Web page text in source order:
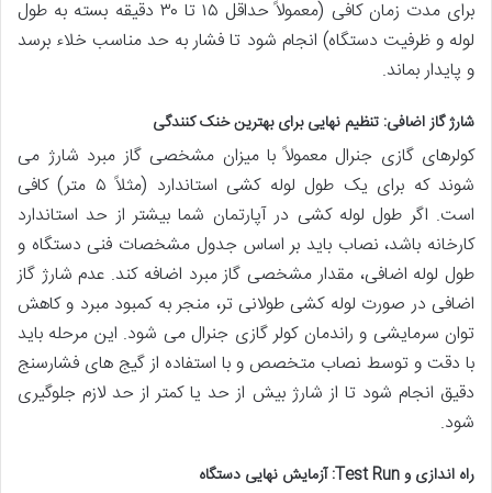
برای مدت زمان کافی (معمولاً حداقل ۱۵ تا ۳۰ دقیقه بسته به طول
لوله و ظرفیت دستگاه) انجام شود تا فشار به حد مناسب خلاء برسد
و پایدار بماند.
شارژ گاز اضافی: تنظیم نهایی برای بهترین خنک کنندگی
کولرهای گازی جنرال معمولاً با میزان مشخصی گاز مبرد شارژ می
شوند که برای یک طول لوله کشی استاندارد (مثلاً ۵ متر) کافی
است. اگر طول لوله کشی در آپارتمان شما بیشتر از حد استاندارد
کارخانه باشد، نصاب باید بر اساس جدول مشخصات فنی دستگاه و
طول لوله اضافی، مقدار مشخصی گاز مبرد اضافه کند. عدم شارژ گاز
اضافی در صورت لوله کشی طولانی تر، منجر به کمبود مبرد و کاهش
توان سرمایشی و راندمان کولر گازی جنرال می شود. این مرحله باید
با دقت و توسط نصاب متخصص و با استفاده از گیج های فشارسنج
دقیق انجام شود تا از شارژ بیش از حد یا کمتر از حد لازم جلوگیری
شود.
راه اندازی و Test Run: آزمایش نهایی دستگاه